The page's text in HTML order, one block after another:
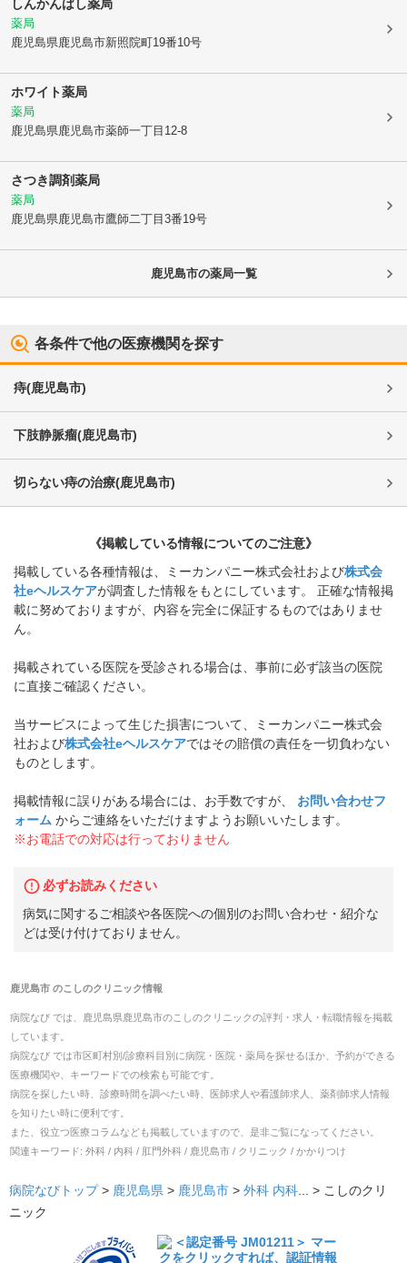
しんかんばし薬局
薬局
鹿児島県鹿児島市新照院町19番10号
ホワイト薬局
薬局
鹿児島県鹿児島市薬師一丁目12-8
さつき調剤薬局
薬局
鹿児島県鹿児島市鷹師二丁目3番19号
鹿児島市の薬局一覧
各条件で他の医療機関を探す
痔(鹿児島市)
下肢静脈瘤(鹿児島市)
切らない痔の治療(鹿児島市)
《掲載している情報についてのご注意》
掲載している各種情報は、ミーカンパニー株式会社および株式会
社eヘルスケアが調査した情報をもとにしています。 正確な情報掲
載に努めておりますが、内容を完全に保証するものではありませ
ん。
掲載されている医院を受診される場合は、事前に必ず該当の医院
に直接ご確認ください。
当サービスによって生じた損害について、ミーカンパニー株式会
社および株式会社eヘルスケアではその賠償の責任を一切負わない
ものとします。
掲載情報に誤りがある場合には、お手数ですが、
お問い合わせフ
ォーム からご連絡をいただけますようお願いいたします。
※お電話での対応は行っておりません
必ずお読みください
病気に関するご相談や各医院への個別のお問い合わせ・紹介な
どは受け付けておりません。
鹿児島市のこしのクリニック情報
病院なび では、 鹿児島県鹿児島市のこしのクリニックの評判・求人・転職情報を掲載
しています。
病院なび では市区町村別/診療科目別に病院・医院・薬局を探せるほか、予約ができる
医療機関や、キーワードでの検索も可能です。
病院を探したい時、診療時間を調べたい時、医師求人や看護師求人、薬剤師求人情報
を知りたい時に便利です。
また、役立つ医療コラムなども掲載していますので、是非ご覧になってください。
関連キーワード: 外科 / 内科 / 肛門外科 / 鹿児島市 / クリニック / かかりつけ
病院なびトップ> 鹿児島県 > 鹿児島市 > 外科 内科 ... > こしのクリ
ニック